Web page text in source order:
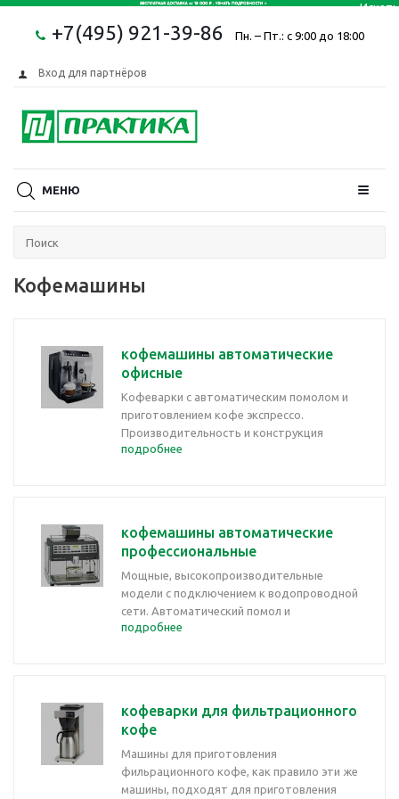
+7(495) 921-39-86 Пн. – Пт.: с 9:00 до 18:00
Вход для партнёров
МЕНЮ
Кофемашины
кофемашины автоматические
офисные
Кофеварки с автоматическим помолом и
приготовлением кофе экспрессо.
Производительность и конструкция
рассчитаны на не интенсивную
подробнее
кофемашины автоматические
профессиональные
Мощные, высокопроизводительные
модели с подключением к водопроводной
сети. Автоматический помол и
приготовление кофе, развитые
подробнее
кофеварки для фильтрационного
кофе
Машины для приготовления
фильрационного кофе, как правило эти же
машины, подходят для приготовления